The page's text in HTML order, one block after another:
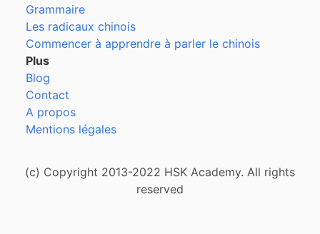
Grammaire
Les radicaux chinois
Commencer à apprendre à parler le chinois
Plus
Blog
Contact
A propos
Mentions légales
(c) Copyright 2013-2022 HSK Academy. All rights
reserved